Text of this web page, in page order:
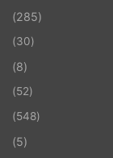
(285)
(30)
(8)
(52)
(548)
(5)